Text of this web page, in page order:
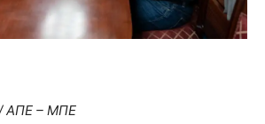
ΑΠΕ – ΜΠΕ